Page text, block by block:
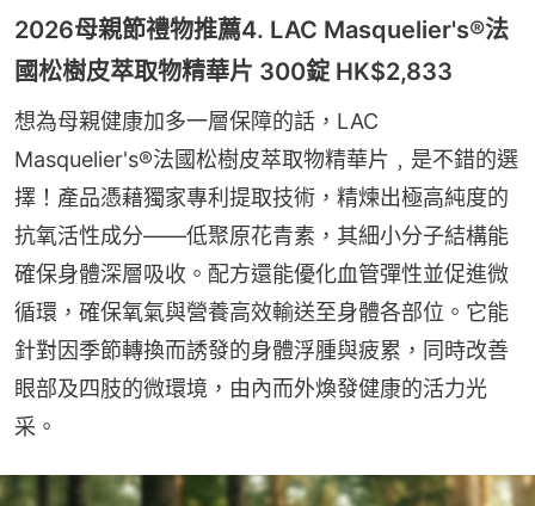
2026母親節禮物推薦4. LAC Masquelier's®法
國松樹皮萃取物精華片 300錠 HK$2,833
想為母親健康加多一層保障的話，LAC
Masquelier's®法國松樹皮萃取物精華片﹐是不錯的選
擇！產品憑藉獨家專利提取技術，精煉出極高純度的
抗氧活性成分——低聚原花青素，其細小分子結構能
確保身體深層吸收。配方還能優化血管彈性並促進微
循環，確保氧氣與營養高效輸送至身體各部位。它能
針對因季節轉換而誘發的身體浮腫與疲累，同時改善
眼部及四肢的微環境，由內而外煥發健康的活力光
采。